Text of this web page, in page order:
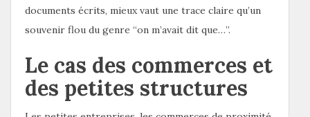
documents écrits, mieux vaut une trace claire qu’un
souvenir flou du genre “on m’avait dit que…”.
Le cas des commerces et
des petites structures